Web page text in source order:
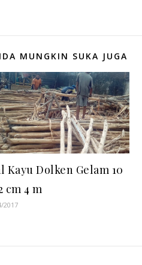
MUNGKIN SUKA JUGA
Kayu Dolken Gelam 10
cm 4 m
2017